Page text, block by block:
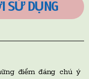
SỬ DỤNG
điểm đáng chú ý